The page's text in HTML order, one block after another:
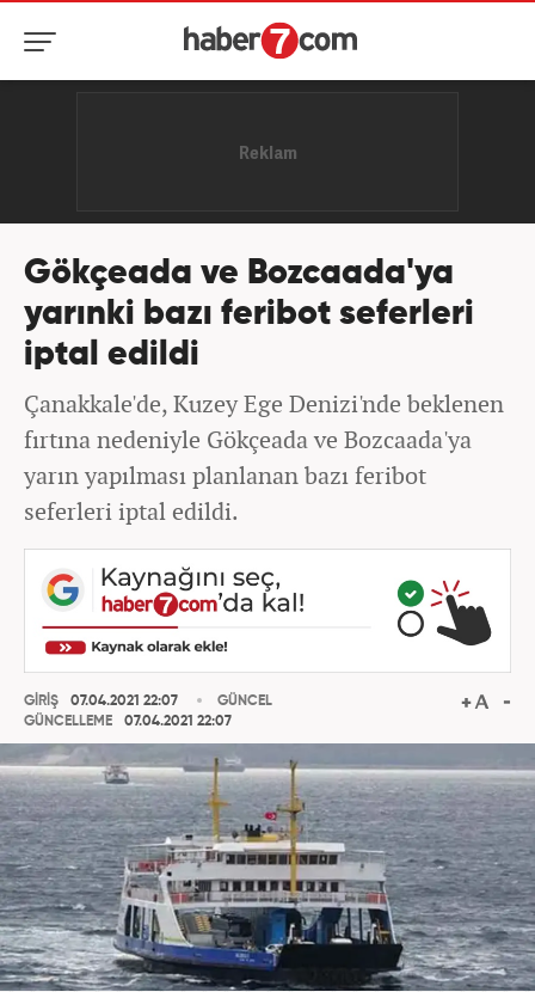
Gökçeada ve Bozcaada'ya
yarınki bazı feribot seferleri
iptal edildi
Çanakkale'de, Kuzey Ege Denizi'nde beklenen
fırtına nedeniyle Gökçeada ve Bozcaada'ya
yarın yapılması planlanan bazı feribot
seferleri iptal edildi.
GİRİŞ
07.04.2021 22:07
GÜNCELLEME
07.04.2021 22:07
GÜNCEL